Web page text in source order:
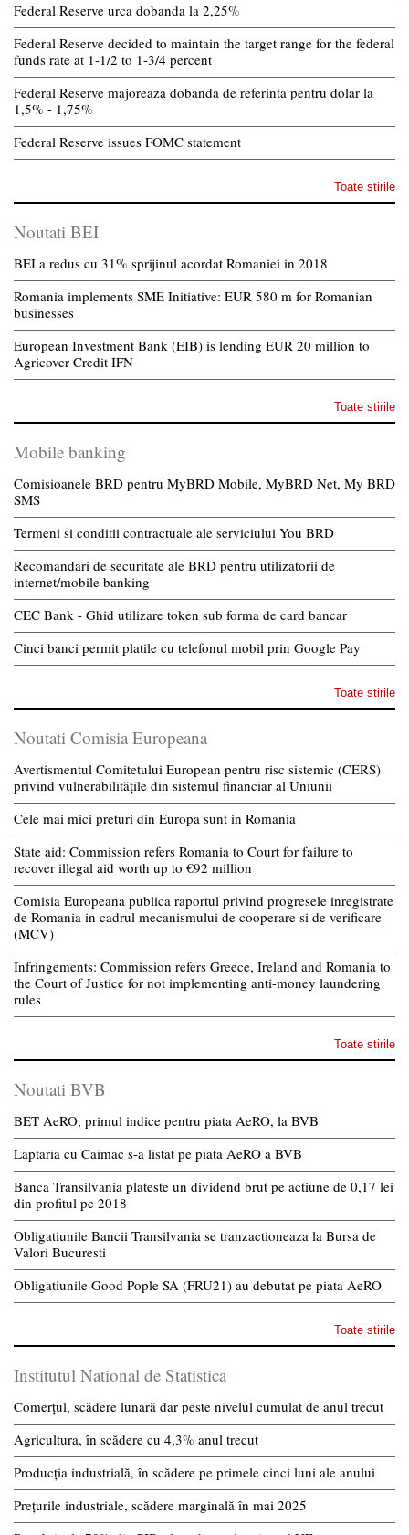
Federal Reserve urca dobanda la 2,25%
Federal Reserve decided to maintain the target range for the federal
funds rate at 1-1/2 to 1-3/4 percent
Federal Reserve majoreaza dobanda de referinta pentru dolar la
1,5% - 1,75%
Federal Reserve issues FOMC statement
Toate stirile
Noutati BEI
BEI a redus cu 31% sprijinul acordat Romaniei in 2018
Romania implements SME Initiative: EUR 580 m for Romanian
businesses
European Investment Bank (EIB) is lending EUR 20 million to
Agricover Credit IFN
Toate stirile
Mobile banking
Comisioanele BRD pentru MyBRD Mobile, MyBRD Net, My BRD
SMS
Termeni si conditii contractuale ale serviciului You BRD
Recomandari de securitate ale BRD pentru utilizatorii de
internet/mobile banking
CEC Bank - Ghid utilizare token sub forma de card bancar
Cinci banci permit platile cu telefonul mobil prin Google Pay
Toate stirile
Noutati Comisia Europeana
Avertismentul Comitetului European pentru risc sistemic (CERS)
privind vulnerabilitățile din sistemul financiar al Uniunii
Cele mai mici preturi din Europa sunt in Romania
State aid: Commission refers Romania to Court for failure to
recover illegal aid worth up to €92 million
Comisia Europeana publica raportul privind progresele inregistrate
de Romania in cadrul mecanismului de cooperare si de verificare
(MCV)
Infringements: Commission refers Greece, Ireland and Romania to
the Court of Justice for not implementing anti-money laundering
rules
Toate stirile
Noutati BVB
BET AeRO, primul indice pentru piata AeRO, la BVB
Laptaria cu Caimac s-a listat pe piata AeRO a BVB
Banca Transilvania plateste un dividend brut pe actiune de 0,17 lei
din profitul pe 2018
Obligatiunile Bancii Transilvania se tranzactioneaza la Bursa de
Valori Bucuresti
Obligatiunile Good Pople SA (FRU21) au debutat pe piata AeRO
Toate stirile
Institutul National de Statistica
Comerțul, scădere lunară dar peste nivelul cumulat de anul trecut
Agricultura, în scădere cu 4,3% anul trecut
Producția industrială, în scădere pe primele cinci luni ale anului
Prețurile industriale, scădere marginală în mai 2025